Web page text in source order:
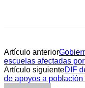
Artículo anterior
escuelas afectadas
Artículo siguienteDIF
de apoyos a